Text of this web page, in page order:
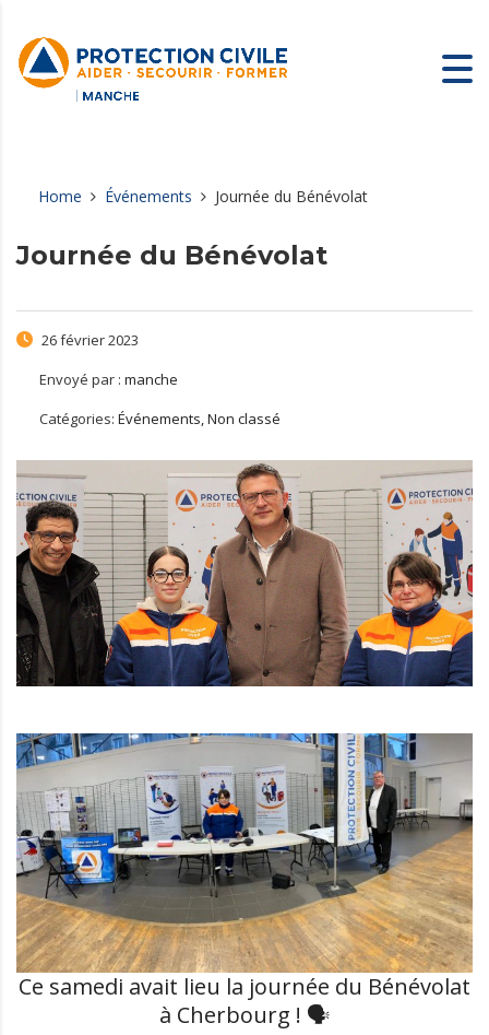
Home Événements Journée du Bénévolat
Journée du Bénévolat
26 février 2023
Envoyé par : manche
Catégories: Événements, Non classé
Ce samedi avait lieu la journée du Bénévolat
à Cherbourg ! 🗣